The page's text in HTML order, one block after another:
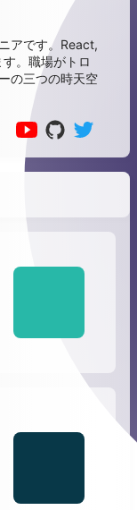
アです。React,
。職場がトロ
の三つの時天空